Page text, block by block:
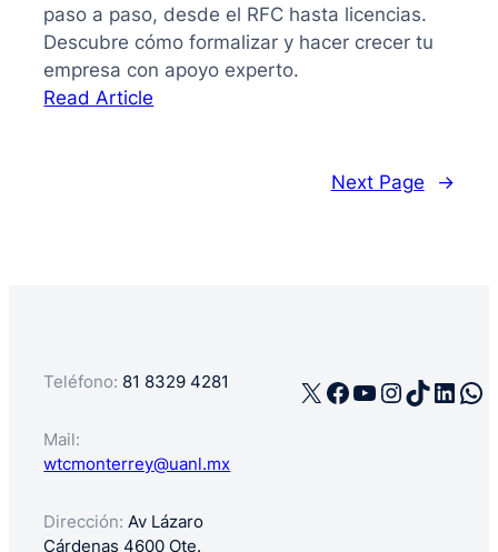
paso a paso, desde el RFC hasta licencias.
Descubre cómo formalizar y hacer crecer tu
empresa con apoyo experto.
Read Article
Next Page →
Teléfono: 81 8329 4281
Mail:
wtcmonterrey@uanl.mx
Dirección: Av Lázaro
Cárdenas 4600 Ote.
X Facebook
YouTube
TikTok